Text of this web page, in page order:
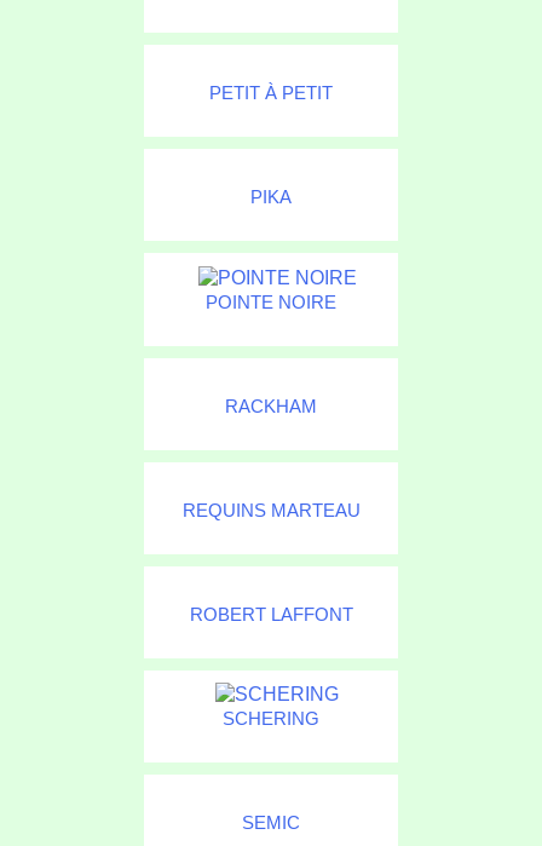
PETIT À PETIT
PIKA
POINTE NOIRE
RACKHAM
REQUINS MARTEAU
ROBERT LAFFONT
SCHERING
SEMIC